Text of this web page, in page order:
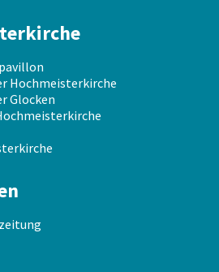
Hochmeisterkirche
Glocken